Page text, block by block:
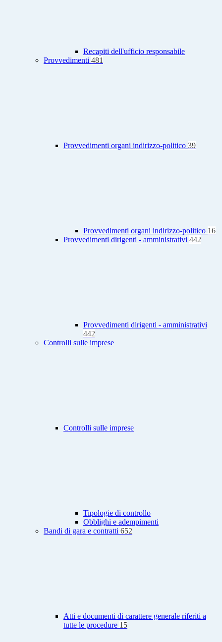
Recapiti dell'ufficio responsabile
Provvedimenti 481
Provvedimenti organi indirizzo-politico 39
Provvedimenti organi indirizzo-politico 16
Provvedimenti dirigenti - amministrativi 442
Provvedimenti dirigenti - amministrativi
442
Controlli sulle imprese
Controlli sulle imprese
Tipologie di controllo
Obblighi e adempimenti
Bandi di gara e contratti 652
Atti e documenti di carattere generale riferiti a
tutte le procedure 15